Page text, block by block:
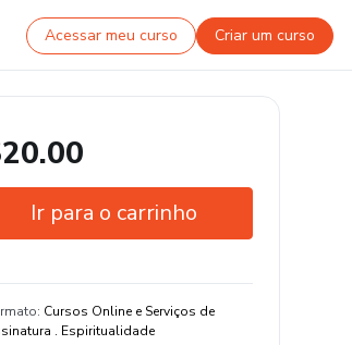
Acessar meu curso Criar um curso
Ir para o carrinho
: Cursos Online e Serviços de
. Espiritualidade